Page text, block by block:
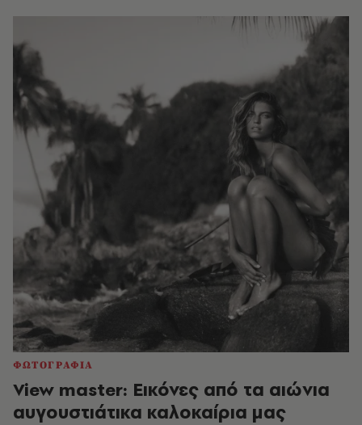
ΦΩΤΟΓΡΑΦΙΑ
View master: Εικόνες από τα αιώνια
αυγουστιάτικα καλοκαίρια μας